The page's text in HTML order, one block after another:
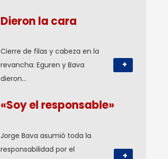
Dieron la cara
Cierre de filas y cabeza en la
revancha: Eguren y Bava
dieron…
+
«Soy el responsable»
Jorge Bava asumió toda la
responsabilidad por el
+